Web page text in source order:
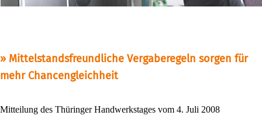
Mittelstandsfreundliche Vergaberegeln sorgen für
mehr Chancengleichheit
Mitteilung des Thüringer Handwerkstages vom 4. Juli 2008